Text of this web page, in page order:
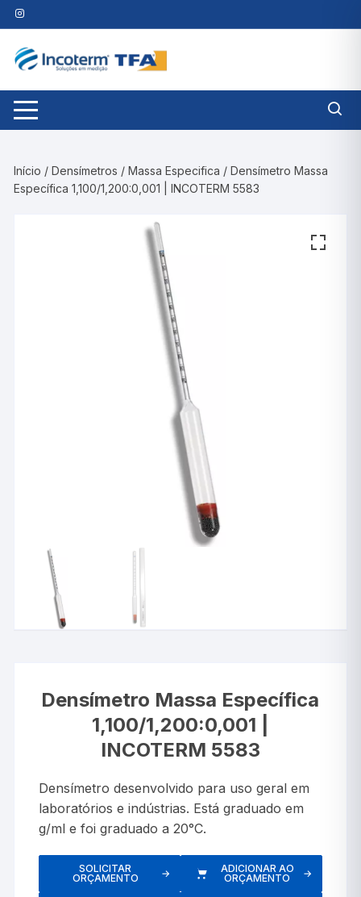
Pular
para
conteúdo
Início /Densímetros /Massa Especifica / Densímetro Massa
Específica 1,100/1,200:0,001 | INCOTERM 5583
Densímetro Massa Específica
1,100/1,200:0,001 |
INCOTERM 5583
Densímetro desenvolvido para uso geral em
laboratórios e indústrias. Está graduado em
g/ml e foi graduado a 20°C.
SOLICITAR
ORÇAMENTO
→
ADICIONAR AO
ORÇAMENTO
→